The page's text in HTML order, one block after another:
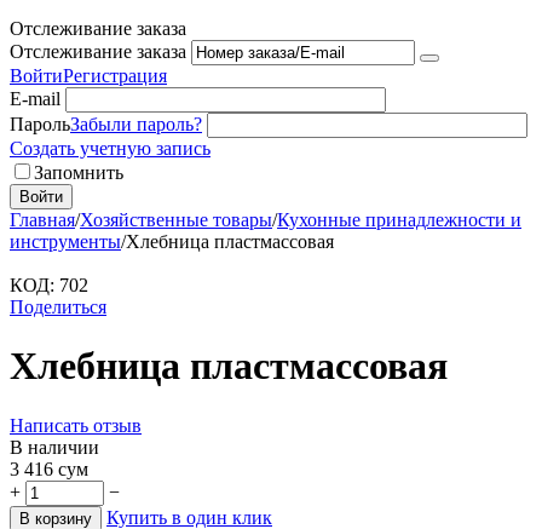
Отслеживание заказа
Отслеживание заказа
ВойтиРегистрация
E-mail
ПарольЗабыли пароль?
Создать учетную запись
Запомнить
Войти
Главная/Хозяйственные товары/Кухонные принадлежности и
инструменты/Хлебница пластмассовая
КОД: 702
Поделиться
Хлебница пластмассовая
Написать отзыв
В наличии
3 416 сум
+
−
В корзину
Купить в один клик